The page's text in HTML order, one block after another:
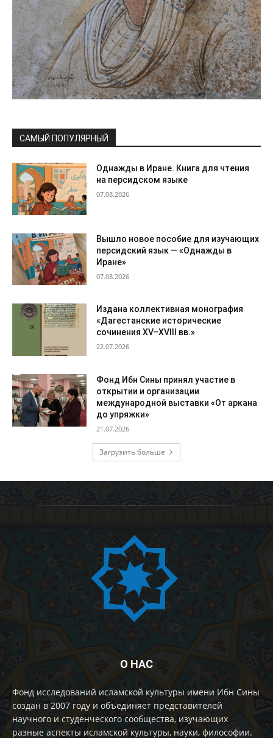
САМЫЙ ПОПУЛЯРНЫЙ
Однажды в Иране. Книга для чтения
на персидском языке
07.08.2026
Вышло новое пособие для изучающих
персидский язык — «Однажды в
Иране»
07.08.2026
Издана коллективная монография
«Дагестанские исторические
сочинения XV–XVIII вв.»
22.07.2026
Фонд Ибн Сины принял участие в
открытии и организации
международной выставки «От аркана
до упряжки»
21.07.2026
Загрузить больше
О НАС
Фонд исследований исламской культуры имени Ибн Сины
создан в 2007 году и объединяет представителей
научного и студенческого сообщества, изучающих
разные аспекты исламской культуры, науки, философии.